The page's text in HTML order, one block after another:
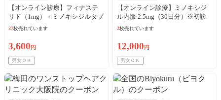
【オンライン診療】フィナステ
リド（1mg）＋ミノキシジルタブ
レット（5mg）30日分※初診料、
27枚売れています
3,600 円
男女ＯＫ
【オンライン診療】ミノキシジ
ル内服 2.5mg（30日分）※初診
料・送料込／リピート可
2枚売れています
12,000 円
男女ＯＫ